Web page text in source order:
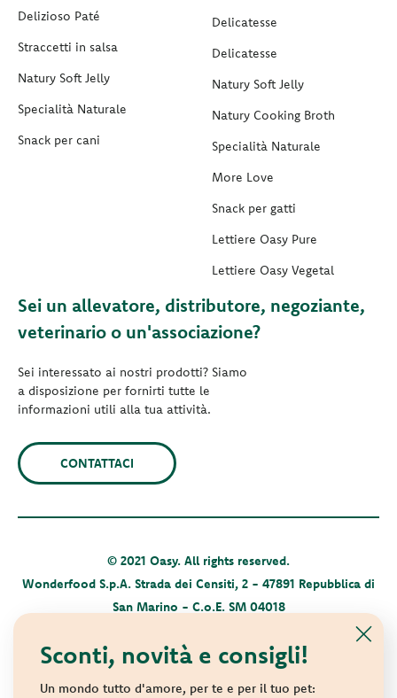
Sconti, novità e consigli!
Un mondo tutto d'amore, per te e per il tuo pet:
Delizioso Paté
Straccetti in salsa
Natury Soft Jelly
Specialità Naturale
Snack per cani
Delicatesse
Delicatesse
Natury Soft Jelly
Natury Cooking Broth
Specialità Naturale
More Love
Snack per gatti
Lettiere Oasy Pure
Lettiere Oasy Vegetal
Sei un allevatore, distributore, negoziante,
veterinario o un'associazione?
Sei interessato ai nostri prodotti? Siamo
a disposizione per fornirti tutte le
informazioni utili alla tua attività.
CONTATTACI
© 2021 Oasy. All rights reserved.
Wonderfood S.p.A. Strada dei Censiti, 2 - 47891 Repubblica di
San Marino - C.o.E. SM 04018